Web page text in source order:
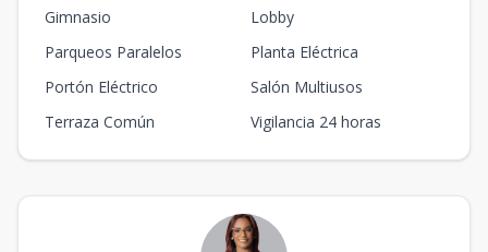
Gimnasio
Lobby
Parqueos Paralelos
Planta Eléctrica
Portón Eléctrico
Salón Multiusos
Terraza Común
Vigilancia 24 horas